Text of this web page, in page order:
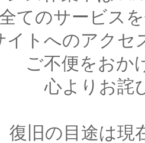
全てのサービス
イトへのアクセ
ご不便をおか
心よりお詫
復旧の目途は現